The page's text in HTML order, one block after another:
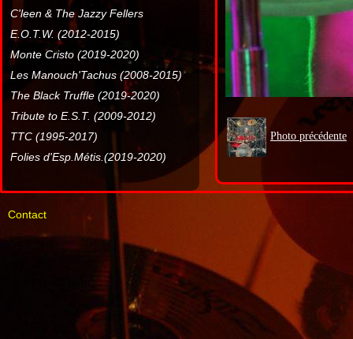
C'leen & The Jazzy Fellers
E.O.T.W. (2012-2015)
Monte Cristo (2019-2020)
Les Manouch'Tachus (2008-2015)
The Black Truffle (2019-2020)
Tribute to E.S.T. (2009-2012)
TTC (1995-2017)
Folies d'Esp.Métis.(2019-2020)
Photo précédente
Contact